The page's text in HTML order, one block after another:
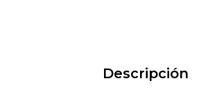
Descripción